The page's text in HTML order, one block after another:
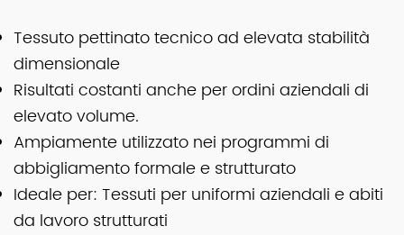
Tessuto pettinato tecnico ad elevata stabilità
dimensionale
Risultati costanti anche per ordini aziendali di
elevato volume.
Ampiamente utilizzato nei programmi di
abbigliamento formale e strutturato
Ideale per: Tessuti per uniformi aziendali e abiti
da lavoro strutturati